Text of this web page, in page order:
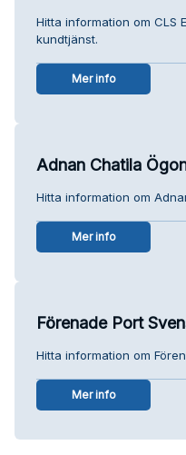
Hitta information om CLS
kundtjänst.
Mer info
Adnan Chatila
Hitta information om
Mer info
Förenade Port
Hitta information om
Mer info